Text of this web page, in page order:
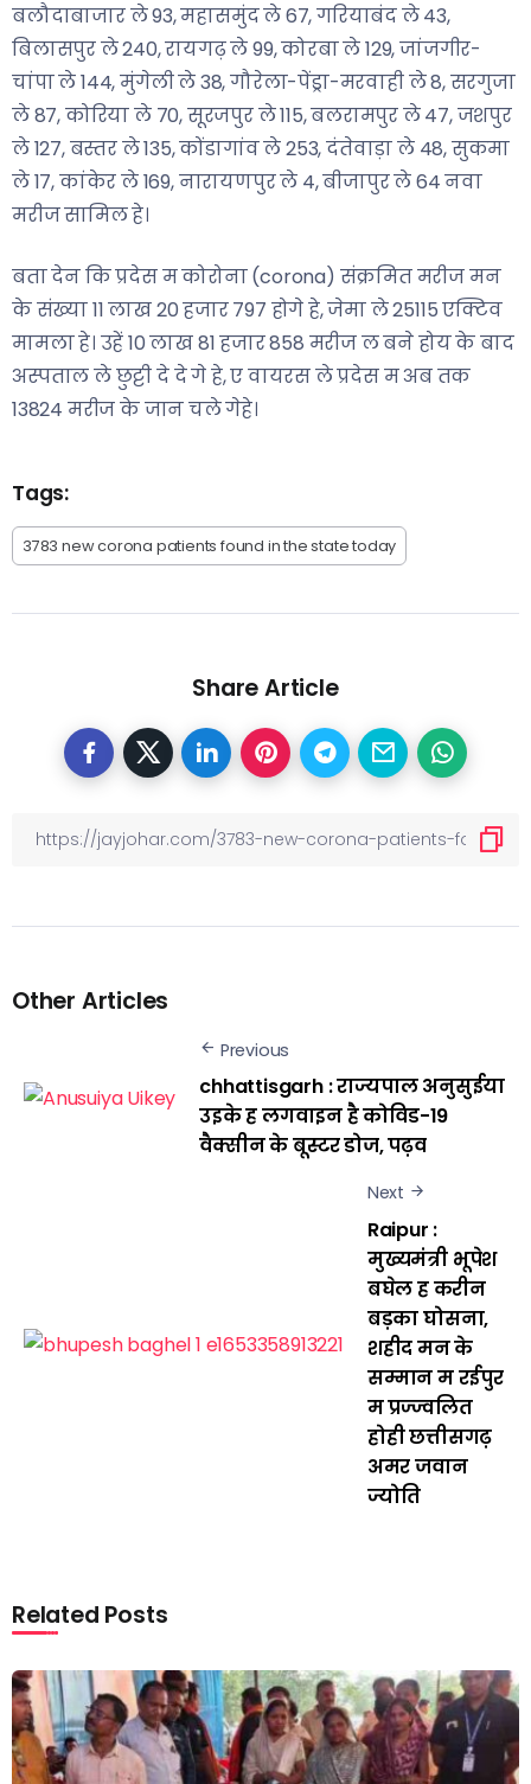
बलौदाबाजार ले 93, महासमुंद ले 67, गरियाबंद ले 43,
बिलासपुर ले 240, रायगढ़ ले 99, कोरबा ले 129, जांजगीर-
चांपा ले 144, मुंगेली ले 38, गौरेला-पेंड्रा-मरवाही ले 8, सरगुजा
ले 87, कोरिया ले 70, सूरजपुर ले 115, बलरामपुर ले 47, जशपुर
ले 127, बस्तर ले 135, कोंडागांव ले 253, दंतेवाड़ा ले 48, सुकमा
ले 17, कांकेर ले 169, नारायणपुर ले 4, बीजापुर ले 64 नवा
मरीज सामिल हे।
बता देन कि प्रदेस म कोरोना (corona) संक्रमित मरीज मन
के संख्या 11 लाख 20 हजार 797 होगे हे, जेमा ले 25115 एक्टिव
मामला हे। उहें 10 लाख 81 हजार 858 मरीज ल बने होय के बाद
अस्पताल ले छुट्टी दे दे गे हे, ए वायरस ले प्रदेस म अब तक
13824 मरीज के जान चले गेहे।
Tags:
3783 new corona patients found in the state today
Share Article
Other Articles
Previous
chhattisgarh : राज्यपाल अनुसुईया
उइके ह लगवाइन है कोविड-19
वैक्सीन के बूस्टर डोज, पढ़व
Next
Raipur :
मुख्यमंत्री भूपेश
बघेल ह करीन
बड़का घोसना,
शहीद मन के
सम्मान म रईपुर
म प्रज्ज्वलित
होही छत्तीसगढ़
अमर जवान
ज्योति
Related Posts